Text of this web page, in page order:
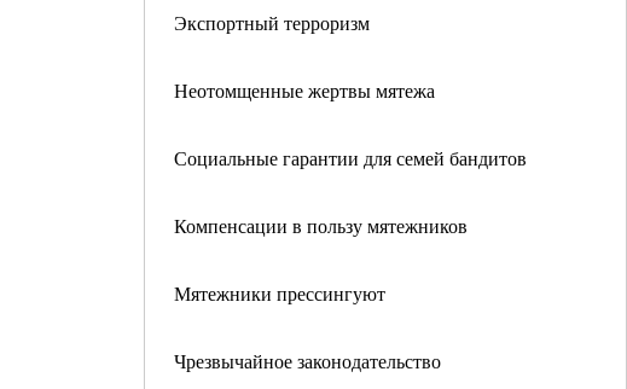
Экспортный терроризм
Неотомщенные жертвы мятежа
Социальные гарантии для семей бандитов
Компенсации в пользу мятежников
Мятежники прессингуют
Чрезвычайное законодательство